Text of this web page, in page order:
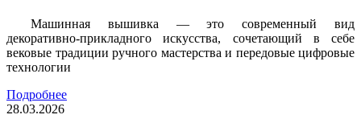
Машинная вышивка — это современный вид
декоративно-прикладного искусства, сочетающий в себе
вековые традиции ручного мастерства и передовые цифровые
технологии
Подробнее
28.03.2026